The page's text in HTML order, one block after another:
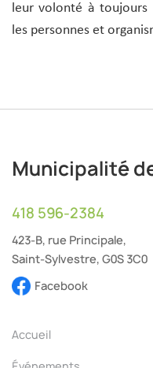
leur volonté à toujours
les personnes et
Municipalité
418 596-2384
423-B, rue Principale,
Saint-Sylvestre, G0S 3C0
Facebook
Accueil